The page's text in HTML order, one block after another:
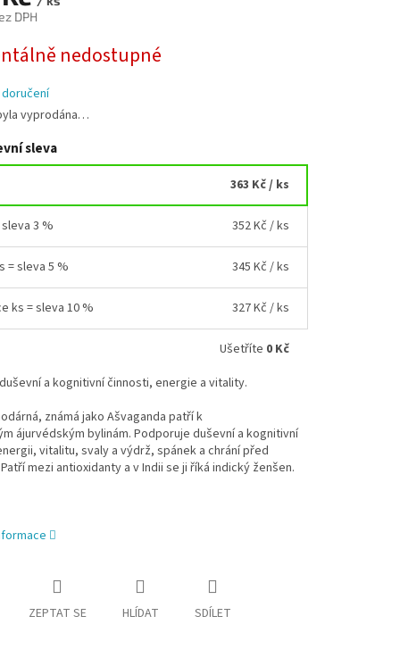
DPH
nedostupné
vyprodána…
sleva
363 Kč/ ks
3 % 352 Kč / ks
= sleva 5 % 345 Kč / ks
ks = sleva 10 % 327 Kč / ks
Ušetříte 0 Kč
a kognitivní činnosti, energie a vitality.
známá jako Ašvaganda patří k
ájurvédským bylinám. Podporuje duševní a kognitivní
vitalitu, svaly a výdrž, spánek a chrání před
mezi antioxidanty a v Indii se ji říká indický ženšen.
ZEPTAT SE HLÍDAT SDÍLET